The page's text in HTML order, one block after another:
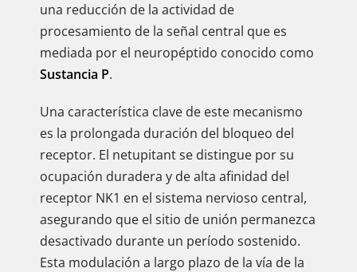
una reducción de la actividad de
procesamiento de la señal central que es
mediada por el neuropéptido conocido como
Sustancia P.
Una característica clave de este mecanismo
es la prolongada duración del bloqueo del
receptor. El netupitant se distingue por su
ocupación duradera y de alta afinidad del
receptor NK1 en el sistema nervioso central,
asegurando que el sitio de unión permanezca
desactivado durante un período sostenido.
Esta modulación a largo plazo de la vía de la